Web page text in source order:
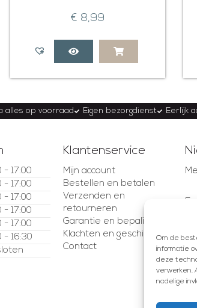
Om de
informatie
deze
verwerken.
nadelige
€ 8,99
alles op voorraad Eigen bezorgdienst Eerlijk
- 17:00
- 17:00
- 17:00
- 17:00
- 17:00
- 16:30
Klantenservice
Mijn account
Bestellen en betalen
Verzenden en
retourneren
Garantie en bepalingen
Klachten en geschillen
Contact
E-